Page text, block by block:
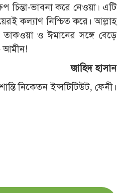
চিন্তা-ভাবনা করে নেওয়া। এটি
কল্যাণ নিশ্চিত করে। আল্লাহ
ও ঈমানের সঙ্গে বেড়ে
আমীন!
জাহিদ হাসান
নিকেতন ইন্সটিটিউট, ফেনী।